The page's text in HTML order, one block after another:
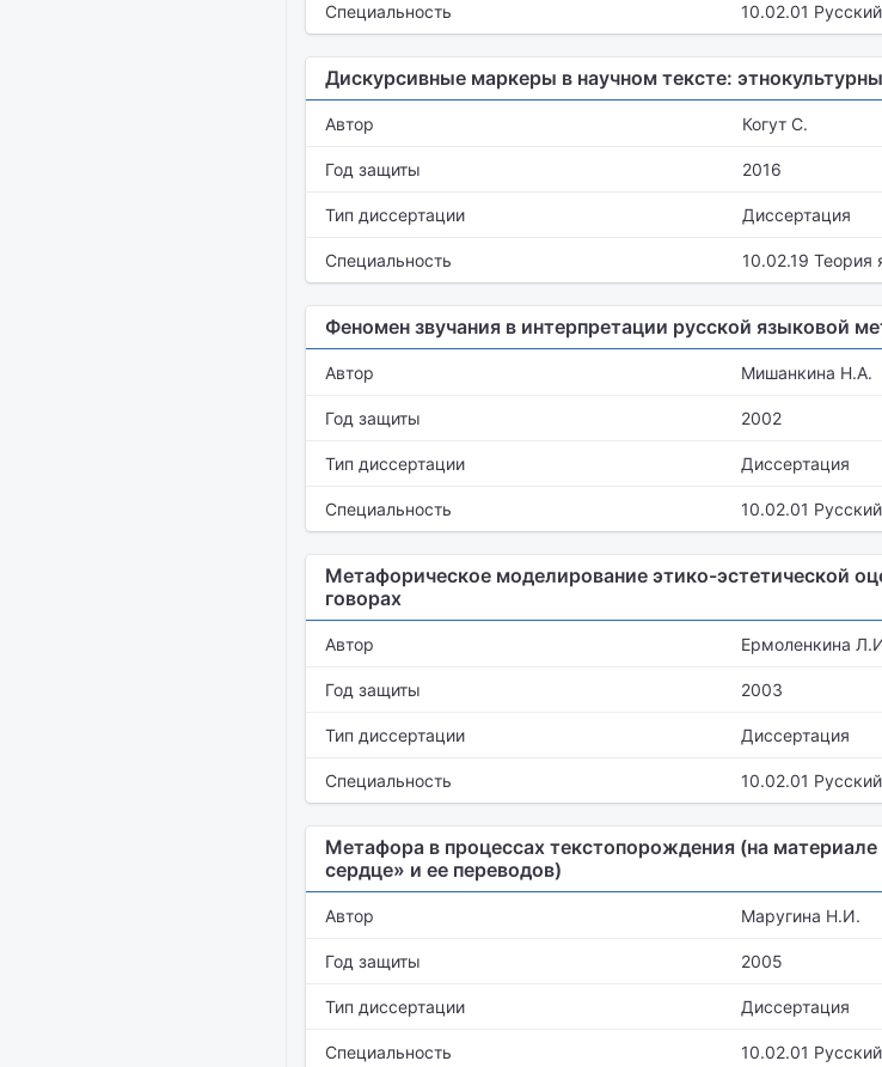
Специальность 10.02.01
Дискурсивные маркеры в научном тексте:
Автор Когут С.
Год защиты 2016
Тип диссертации Диссертация
Специальность 10.02.19 Теория
Феномен звучания в интерпретации русской языковой
Автор Мишанкина Н.А.
Год защиты 2002
Тип диссертации Диссертация
Специальность 10.02.01
Метафорическое моделирование этико-эстетической
говорах
Автор Ермоленкина
Год защиты 2003
Тип диссертации Диссертация
Специальность 10.02.01
Метафора в процессах текстопорождения (на
сердце» и ее переводов)
Автор Маругина Н.И.
Год защиты 2005
Тип диссертации Диссертация
Специальность 10.02.01